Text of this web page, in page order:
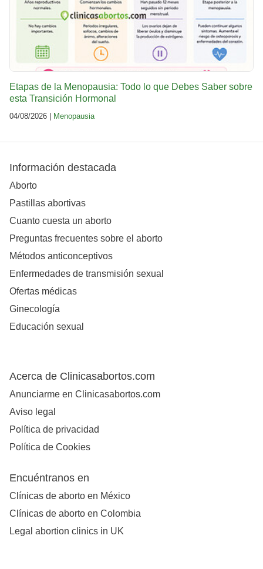
Etapas de la Menopausia: Todo lo que Debes Saber sobre
esta Transición Hormonal
04/08/2026 | Menopausia
Información destacada
Aborto
Pastillas abortivas
Cuanto cuesta un aborto
Preguntas frecuentes sobre el aborto
Métodos anticonceptivos
Enfermedades de transmisión sexual
Ofertas médicas
Ginecología
Educación sexual
Acerca de Clinicasabortos.com
Anunciarme en Clinicasabortos.com
Aviso legal
Política de privacidad
Política de Cookies
Encuéntranos en
Clínicas de aborto en México
Clínicas de aborto en Colombia
Legal abortion clinics in UK